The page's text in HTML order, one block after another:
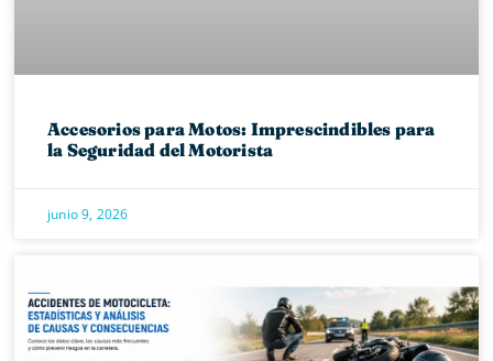
Accesorios para Motos: Imprescindibles para
la Seguridad del Motorista
junio 9, 2026